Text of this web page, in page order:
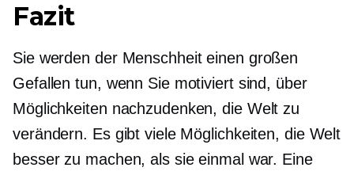
Fazit
Sie werden der Menschheit einen großen
Gefallen tun, wenn Sie motiviert sind, über
Möglichkeiten nachzudenken, die Welt zu
verändern. Es gibt viele Möglichkeiten, die Welt
besser zu machen, als sie einmal war. Eine